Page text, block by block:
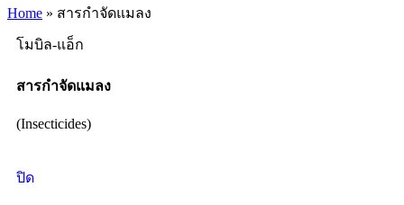
Home » สารกำจัดแมลง
โมบิล-แอ็ก
สารกำจัดแมลง
(Insecticides)
ปิด